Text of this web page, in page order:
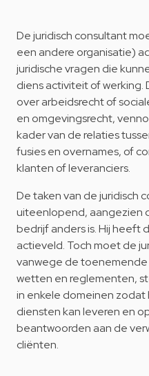
De juridisch consultant
een andere organisatie)
juridische vragen die
diens activiteit of werking.
over arbeidsrecht of
en omgevingsrecht,
kader van de relaties
fusies en overnames, of
klanten of leveranciers.
De taken van de juridisch
uiteenlopend, aangezien
bedrijf anders is. Hij heeft
actieveld. Toch moet de
vanwege de
wetten en reglementen,
in enkele domeinen zodat
diensten kan leveren en
beantwoorden aan de
cliënten.